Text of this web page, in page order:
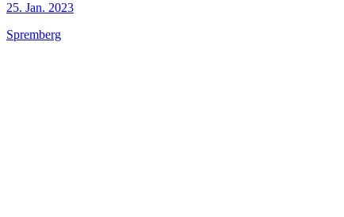
25. Jan. 2023
Spremberg